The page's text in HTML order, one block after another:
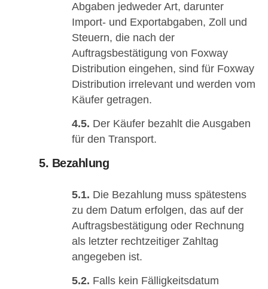
Abgaben jedweder Art, darunter
Import- und Exportabgaben, Zoll und
Steuern, die nach der
Auftragsbestätigung von Foxway
Distribution eingehen, sind für Foxway
Distribution irrelevant und werden vom
Käufer getragen.
4.5. Der Käufer bezahlt die Ausgaben
für den Transport.
5. Bezahlung
5.1. Die Bezahlung muss spätestens
zu dem Datum erfolgen, das auf der
Auftragsbestätigung oder Rechnung
als letzter rechtzeitiger Zahltag
angegeben ist.
5.2. Falls kein Fälligkeitsdatum